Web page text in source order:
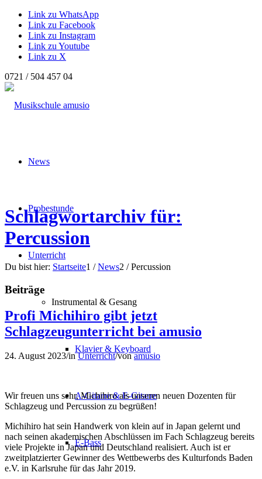
Link zu WhatsApp
Link zu Facebook
Link zu Instagram
Link zu Youtube
Link zu X
0721 / 504 457 04
News
Probestunde
Unterricht
Instrumental & Gesang
Klavier & Keyboard
A-Gitarre & E-Gitarre
E-Bass
Schlagwortarchiv für:
Percussion
Du bist hier: Startseite1 / News2 / Percussion
Beiträge
Profi Michihiro gibt jetzt
Schlagzeugunterricht bei amusio
24. August 2023/inUnterricht/vonamusio
Wir freuen uns sehr, Michihiro als unseren neuen Dozenten für
Schlagzeug und Percussion zu begrüßen!
Michihiro hat sein Handwerk von klein auf in Japan gelernt und
nach seinen akademischen Abschlüssen im Fach Schlagzeug bereits
viele Projekte in Japan und Deutschland realisiert. Auch ist er
zweitplatzierter Gewinner des Wettbewerbs des Kulturfonds Baden
e.V. in Karlsruhe für das Jahr 2019.